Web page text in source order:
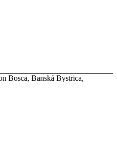
Bosca, Banská Bystrica,